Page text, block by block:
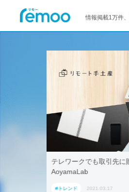
情報掲載1万件
テレワークでも取引先に
AoyamaLab
#トレンド 2021.03.17